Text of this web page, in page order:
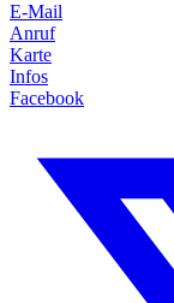
E-Mail
Anruf
Karte
Infos
Facebook